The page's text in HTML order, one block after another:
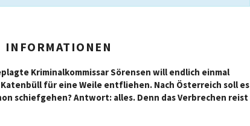
INFORMATIONEN
Kriminalkommissar Sörensen will endlich einmal
für eine Weile entfliehen. Nach Österreich soll es
schiefgehen? Antwort: alles. Denn das Verbrechen reist